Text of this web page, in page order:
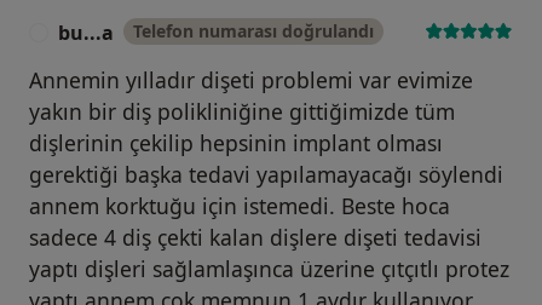
bu...a Telefon numarası doğrulandı
Annemin yılladır dişeti problemi var evimize
yakın bir diş polikliniğine gittiğimizde tüm
dişlerinin çekilip hepsinin implant olması
gerektiği başka tedavi yapılamayacağı söylendi
annem korktuğu için istemedi. Beste hoca
sadece 4 diş çekti kalan dişlere dişeti tedavisi
yaptı dişleri sağlamlaşınca üzerine çıtçıtlı protez